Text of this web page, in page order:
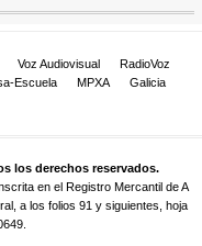
Voz Audiovisual
RadioVoz
Escuela MPXA
Galicia
los derechos reservados.
en el Registro Mercantil de A
a los folios 91 y siguientes, hoja